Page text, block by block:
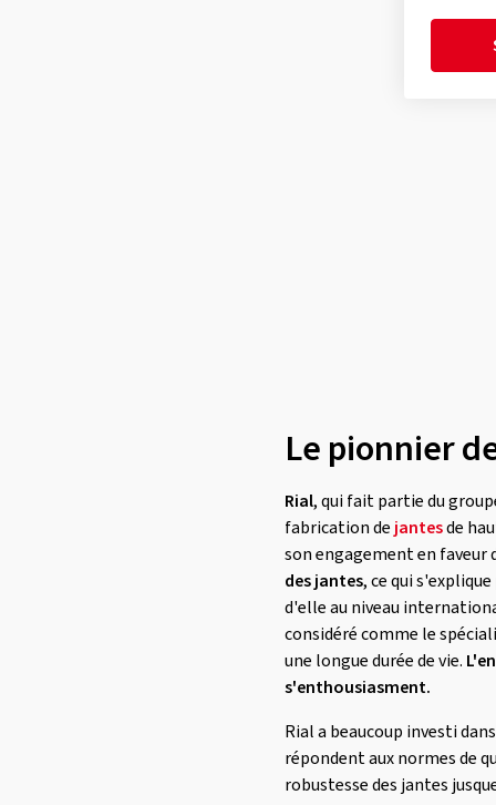
Le pionnier
Rial, qui fait partie du
fabrication de jantesde
son engagement en faveur
des jantes, ce qui
d'elle au niveau
considéré comme le
une longue durée de vie.
s'enthousiasment.
Rial a beaucoup investi
répondent aux normes de
robustesse des jantes